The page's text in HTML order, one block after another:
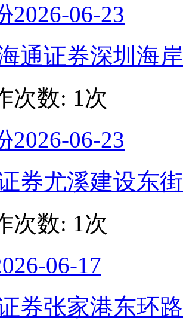
2026-06-23
通证券深圳海
次数: 1次
2026-06-23
券尤溪建设东
次数: 1次
06-17
券张家港东环